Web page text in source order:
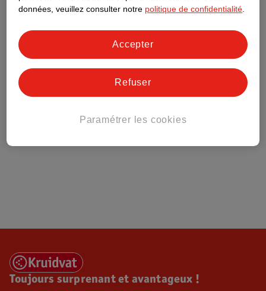
Tout sur Kruidvat
Toujours surprenant et avantageux !
données, veuillez consulter notre politique de confidentialité.
Paramétrer les cookies
Refuser
Accepter